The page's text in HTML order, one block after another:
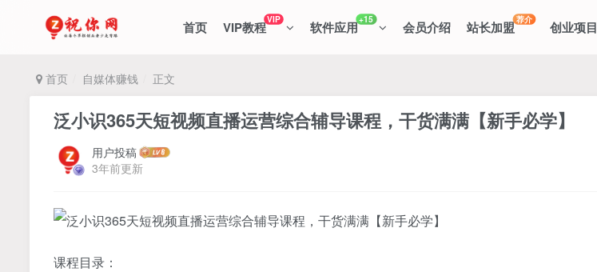
首页 VIP教程VIP 软件应用+15 会员介绍 站长加盟荐介 创业项目
首页 自媒体赚钱 正文
泛小识365天短视频直播运营综合辅导课程，干货满满【新手必学】
用户投稿
3年前更新
课程目录：